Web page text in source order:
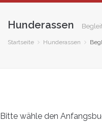
Hunderassen
Startseite Hunderassen
Bitte wähle den